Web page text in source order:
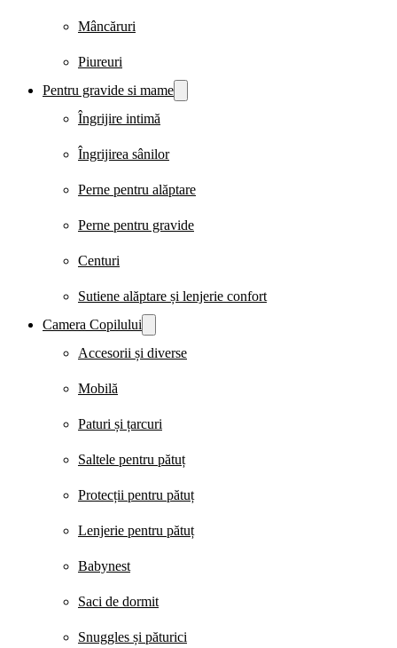
Mâncăruri
Piureuri
Pentru gravide si mame
Îngrijire intimă
Îngrijirea sânilor
Perne pentru alăptare
Perne pentru gravide
Centuri
Sutiene alăptare și lenjerie confort
Camera Copilului
Accesorii și diverse
Mobilă
Paturi și țarcuri
Saltele pentru pătuț
Protecții pentru pătuț
Lenjerie pentru pătuț
Babynest
Saci de dormit
Snuggles și păturici